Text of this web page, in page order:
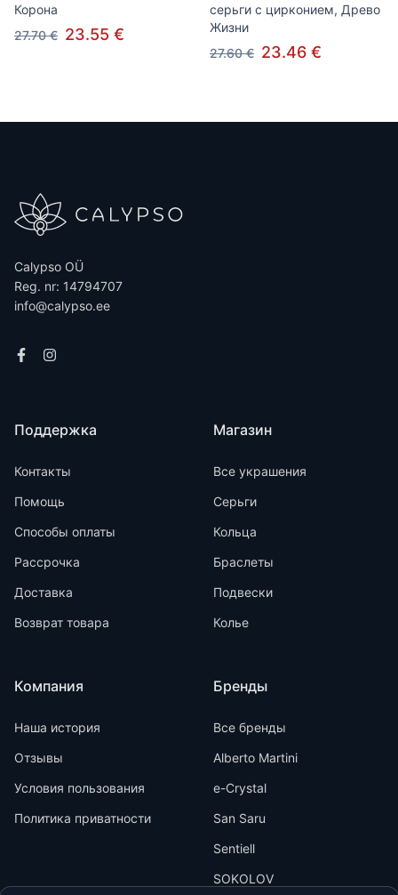
Корона
27.70 € 23.55 €
серьги с цирконием, Древо
Жизни
27.60 € 23.46 €
Calypso OÜ
Reg. nr: 14794707
info@calypso.ee
Поддержка
Контакты
Помощь
Способы оплаты
Рассрочка
Доставка
Возврат товара
Компания
Наша история
Отзывы
Условия пользования
Политика приватности
Магазин
Все украшения
Серьги
Кольца
Браслеты
Подвески
Колье
Бренды
Все бренды
Alberto Martini
e-Crystal
San Saru
Sentiell
SOKOLOV